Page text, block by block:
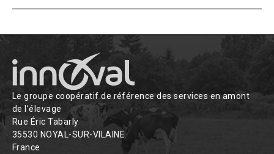
Le groupe coopératif de référence des services en amont
de l’élevage
Rue Éric Tabarly
35530 NOYAL-SUR-VILAINE
France